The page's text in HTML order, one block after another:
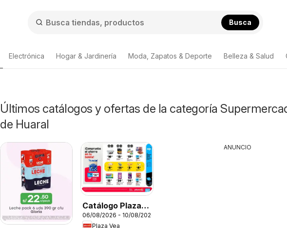
Busca
Electrónica Hogar & Jardinería Moda, Zapatos & Deporte Belleza & Salud
Últimos catálogos y ofertas de la categoría
de Huaral
Catálogo Plaza
Vea - AVISO
06/08/2026 - 10/08/2026
Plaza Vea
ANUNCIO